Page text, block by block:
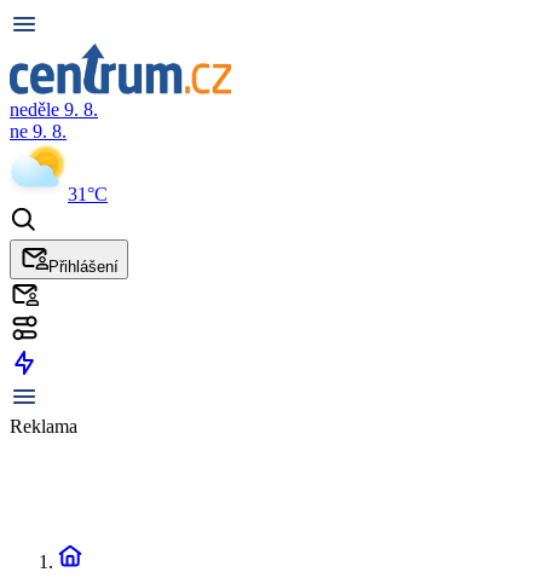
neděle 9. 8.
ne 9. 8.
31°C
Přihlášení
Reklama